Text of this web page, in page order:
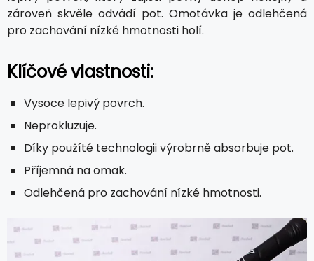
zároveň skvěle odvádí pot. Omotávka je odlehčená
pro zachování nízké hmotnosti holí.
Klíčové vlastnosti:
Vysoce lepivý povrch.
Neprokluzuje.
Díky použíté technologii výrobrně absorbuje pot.
Příjemná na omak.
Odlehčená pro zachování nízké hmotnosti.